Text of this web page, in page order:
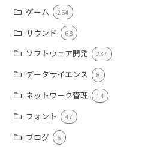
ゲーム 264
サウンド 68
ソフトウェア開発 237
データサイエンス 8
ネットワーク管理 14
フォント 47
ブログ 6